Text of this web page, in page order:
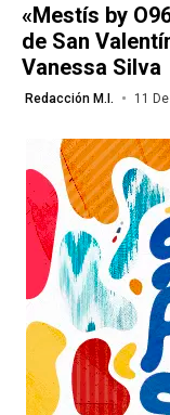
«Mestís by
de San
Vanessa Silva
Redacción M.I. 11